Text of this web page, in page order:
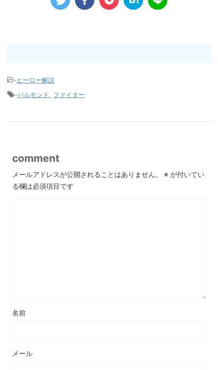
-ヒーロー解説
-バルモンド ファイター
comment
メールアドレスが公開されることはありません。 ※ が付いてい
る欄は必須項目です
名前
メール